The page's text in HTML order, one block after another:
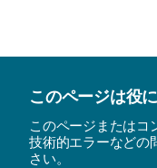
このページは役
このページまたはコ
技術的エラーなどの
さい。